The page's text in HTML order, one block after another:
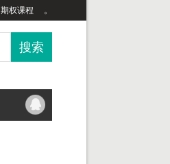
期权课程 。